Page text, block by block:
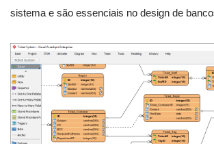
sistema e são essenciais no design de